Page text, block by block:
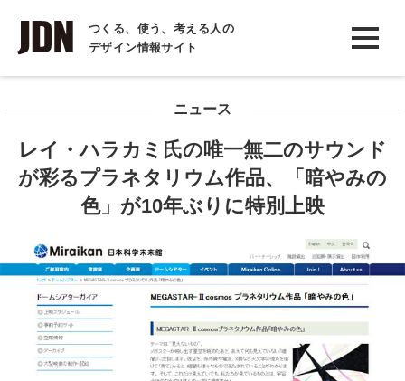
つくる、使う、考える人の
デザイン情報サイト
INTERVIEW
インタビュー
COLUMN
コラム
ニュース
レイ・ハラカミ氏の唯一無二のサウンド
が彩るプラネタリウム作品、「暗やみの
色」が10年ぶりに特別上映